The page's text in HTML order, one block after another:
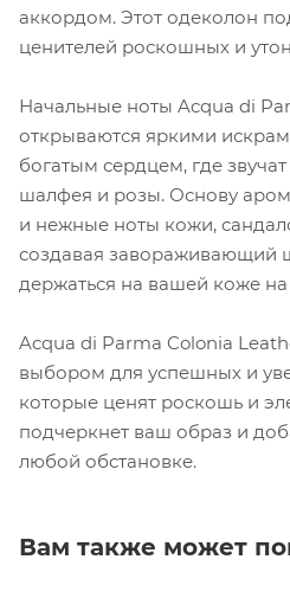
аккордом. Этот одеколон
ценителей роскошных и
Начальные ноты Acqua di
открываются яркими
богатым сердцем, где
шалфея и розы. Основу
и нежные ноты кожи,
создавая завораживающий
держаться на вашей коже
Acqua di Parma Colonia
выбором для успешных и
которые ценят роскошь и
подчеркнет ваш образ и
любой обстановке.
Вам также может